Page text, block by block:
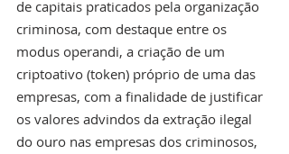
de capitais praticados pela organização
criminosa, com destaque entre os
modus operandi, a criação de um
criptoativo (token) próprio de uma das
empresas, com a finalidade de justificar
os valores advindos da extração ilegal
do ouro nas empresas dos criminosos,